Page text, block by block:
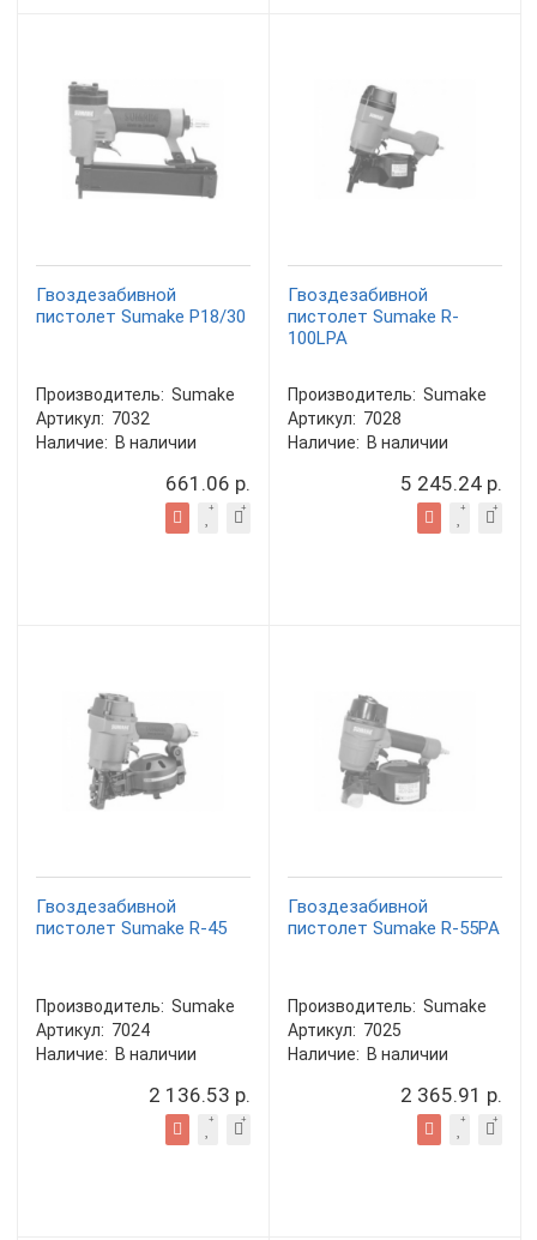
Гвоздезабивной
пистолет Sumake P18/30
Производитель: Sumake
Артикул: 7032
Наличие: В наличии
661.06 р.
Гвоздезабивной
пистолет Sumake R-
100LPA
Производитель: Sumake
Артикул: 7028
Наличие: В наличии
5 245.24 р.
Гвоздезабивной
пистолет Sumake R-45
Производитель: Sumake
Артикул: 7024
Наличие: В наличии
2 136.53 р.
Гвоздезабивной
пистолет Sumake R-55PA
Производитель: Sumake
Артикул: 7025
Наличие: В наличии
2 365.91 р.